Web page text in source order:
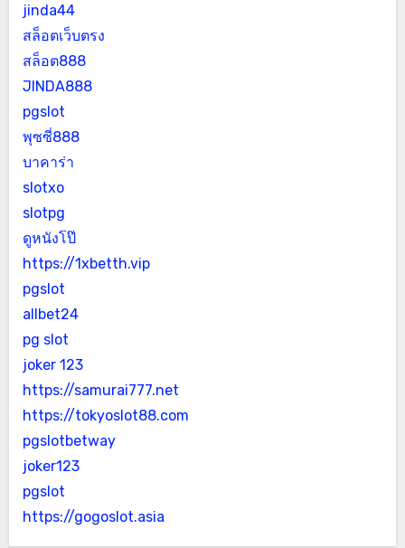
jinda44
สล็อตเว็บตรง
สล็อต888
JINDA888
pgslot
พุซซี่888
บาคาร่า
slotxo
slotpg
ดูหนังโป๊
https://1xbetth.vip
pgslot
allbet24
pg slot
joker 123
https://samurai777.net
https://tokyoslot88.com
pgslotbetway
joker123
pgslot
https://gogoslot.asia